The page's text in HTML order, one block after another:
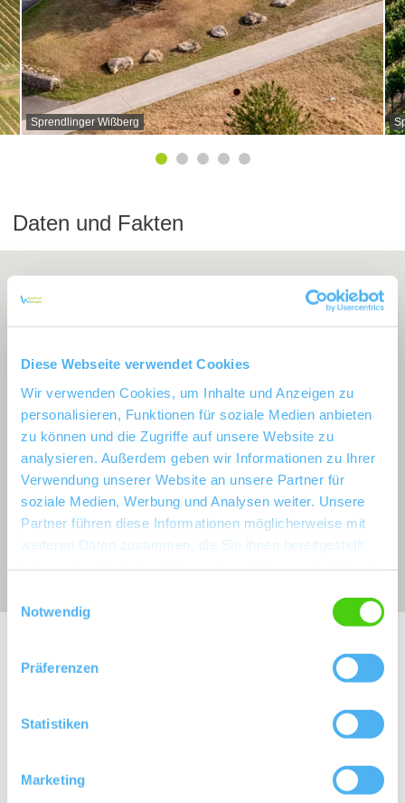
Diese Webseite verwendet Cookies
Wir verwenden Cookies, um Inhalte und Anzeigen zu
personalisieren, Funktionen für soziale Medien anbieten
zu können und die Zugriffe auf unsere Website zu
analysieren. Außerdem geben wir Informationen zu Ihrer
Verwendung unserer Website an unsere Partner für
soziale Medien, Werbung und Analysen weiter. Unsere
Partner führen diese Informationen möglicherweise mit
weiteren Daten zusammen, die Sie ihnen bereitgestellt
Notwendig
Präferenzen
Statistiken
Marketing
Sprendlinger Wißberg
Daten und Fakten